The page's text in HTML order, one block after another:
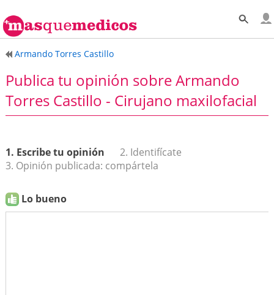
Armando Torres Castillo
Publica tu opinión sobre Armando
Torres Castillo - Cirujano maxilofacial
1. Escribe tu opinión
2. Identifícate
3. Opinión publicada: compártela
Lo bueno